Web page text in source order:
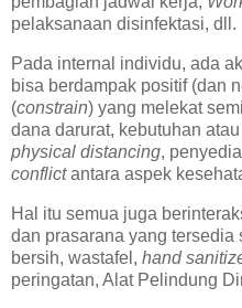
pelaksanaan disinfektasi, dll.
Pada internal individu, ada
bisa berdampak positif (dan
(constrain) yang melekat
dana darurat, kebutuhan
physical distancing,
conflictantara aspek
Hal itu semua juga
dan prasarana yang
bersih, wastafel, hand
peringatan, Alat Pelindung